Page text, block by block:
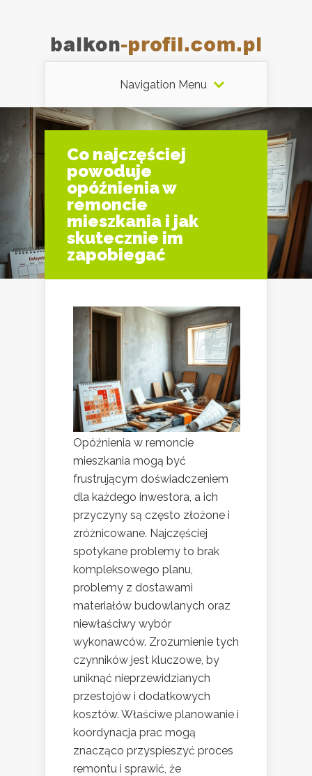
Navigation Menu
Co najczęściej
powoduje
opóźnienia w
remoncie
mieszkania i jak
skutecznie im
zapobiegać
Opóźnienia w remoncie
mieszkania mogą być
frustrującym doświadczeniem
dla każdego inwestora, a ich
przyczyny są często złożone i
zróżnicowane. Najczęściej
spotykane problemy to brak
kompleksowego planu,
problemy z dostawami
materiałów budowlanych oraz
niewłaściwy wybór
wykonawców. Zrozumienie tych
czynników jest kluczowe, by
uniknąć nieprzewidzianych
przestojów i dodatkowych
kosztów. Właściwe planowanie i
koordynacja prac mogą
znacząco przyspieszyć proces
remontu i sprawić, że